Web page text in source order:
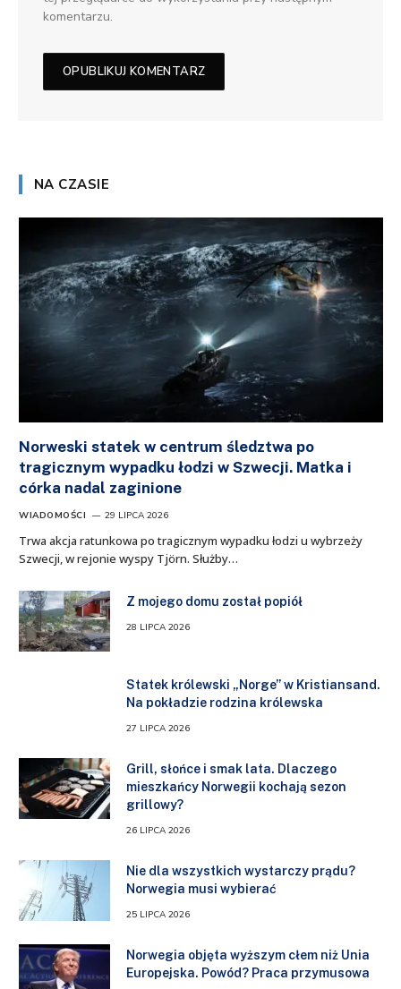
komentarzu.
NA CZASIE
Norweski statek w centrum śledztwa po
tragicznym wypadku łodzi w Szwecji. Matka i
córka nadal zaginione
WIADOMOŚCI 29 LIPCA 2026
Trwa akcja ratunkowa po tragicznym wypadku łodzi u wybrzeży
Szwecji, w rejonie wyspy Tjörn. Służby…
Z mojego domu został popiół
28 LIPCA 2026
Statek królewski „Norge” w Kristiansand.
Na pokładzie rodzina królewska
27 LIPCA 2026
Grill, słońce i smak lata. Dlaczego
mieszkańcy Norwegii kochają sezon
grillowy?
26 LIPCA 2026
Nie dla wszystkich wystarczy prądu?
Norwegia musi wybierać
25 LIPCA 2026
Norwegia objęta wyższym cłem niż Unia
Europejska. Powód? Praca przymusowa